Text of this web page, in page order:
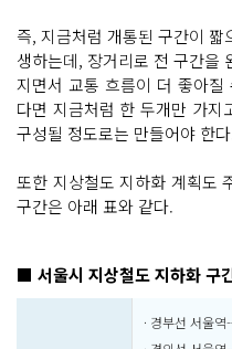
즉, 지금처럼 개통된 구간이
생하는데, 장거리로 전 구간을
지면서 교통 흐름이 더 좋아
다면 지금처럼 한 두개만 가
구성될 정도로는 만들어야 한
또한 지상철도 지하화 계획도
구간은 아래 표와 같다.
■ 서울시 지상철도 지하화 구
· 경부선 서울